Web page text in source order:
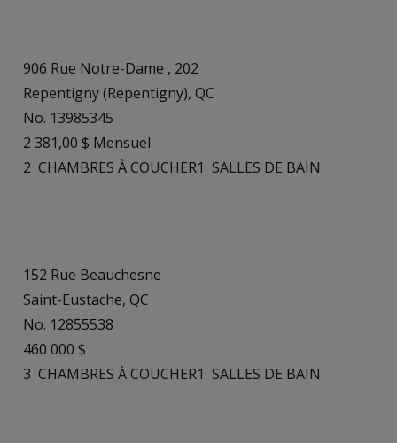
906 Rue Notre-Dame , 202
Repentigny (Repentigny), QC
No. 13985345
2 381,00 $ Mensuel
2 CHAMBRES À COUCHER1 SALLES DE BAIN
152 Rue Beauchesne
Saint-Eustache, QC
No. 12855538
460 000 $
3 CHAMBRES À COUCHER1 SALLES DE BAIN